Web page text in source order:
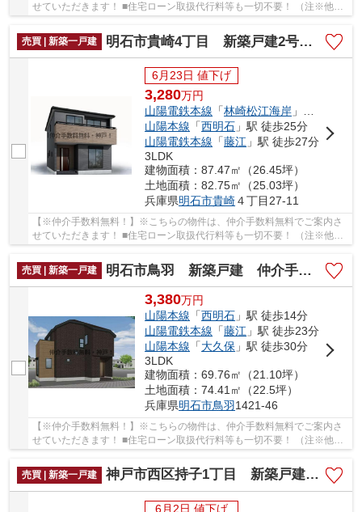
せていただきます！ ■住宅ローン取扱代行料等も一切不要！ （注※他社
売買 | 新築一戸建
明石市貴崎4丁目 新築戸建2号棟 仲介手数料無料！
6月23日 値下げ
3,280万円
山陽電鉄本線 「林崎松江海岸 」駅 徒歩7分
山陽本線 「西明石 」駅 徒歩25分
山陽電鉄本線 「藤江 」駅 徒歩27分
3LDK
建物面積：87.47㎡（26.45坪）
土地面積：82.75㎡（25.03坪）
兵庫県明石市貴崎４丁目27-11
【※仲介手数料無料！】※こちらの物件は、仲介手数料無料でご案内さ
せていただきます！ ■住宅ローン取扱代行料等も一切不要！ （注※他社
売買 | 新築一戸建
明石市鳥羽 新築戸建 仲介手数料無料！
3,380万円
山陽本線 「西明石 」駅 徒歩14分
山陽電鉄本線 「藤江 」駅 徒歩23分
山陽本線 「大久保 」駅 徒歩30分
3LDK
建物面積：69.76㎡（21.10坪）
土地面積：74.41㎡（22.5坪）
兵庫県明石市鳥羽1421-46
【※仲介手数料無料！】※こちらの物件は、仲介手数料無料でご案内さ
せていただきます！ ■住宅ローン取扱代行料等も一切不要！ （注※他社
では事務手数料として5万円～10万円必要な場合が...
売買 | 新築一戸建
神戸市西区持子1丁目 新築戸建 仲介手数料無料！
6月2日 値下げ